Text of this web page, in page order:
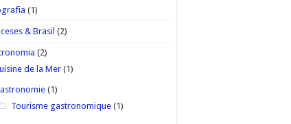
(1)
& Brasil (2)
(2)
de la Mer(1)
(1)
Tourisme gastronomique(1)